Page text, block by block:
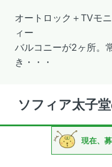
オートロック＋TVモ
ィー
バルコニーが2ヶ所。
き・・・
ソフィア太子
現在、